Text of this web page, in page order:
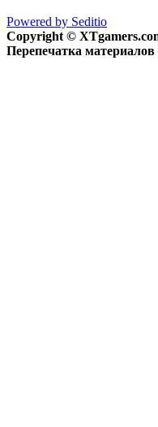
Powered by Seditio
Copyright ©
Перепечатка материалов